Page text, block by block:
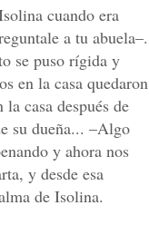
cuando era
a tu abuela–.
se puso rígida y
en la casa quedaron
casa después de
su dueña... –Algo
y ahora nos
y desde esa
de Isolina.